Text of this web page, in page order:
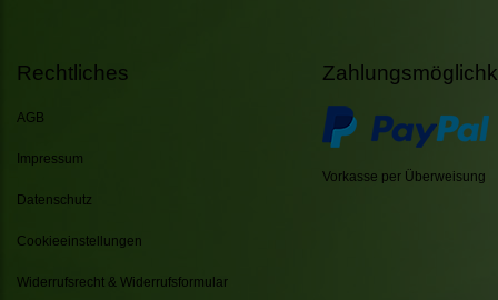
Rechtliches
AGB
Impressum
Datenschutz
Cookieeinstellungen
Widerrufsrecht & Widerrufsformular
Vorkasse per Überweisung